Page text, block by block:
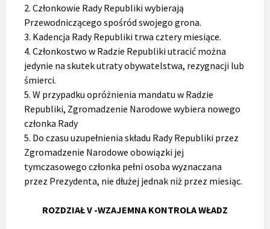
2. Członkowie Rady Republiki wybierają
Przewodniczącego spośród swojego grona.
3. Kadencja Rady Republiki trwa cztery miesiące.
4. Członkostwo w Radzie Republiki utracić można
jedynie na skutek utraty obywatelstwa, rezygnacji lub
śmierci.
5. W przypadku opróżnienia mandatu w Radzie
Republiki, Zgromadzenie Narodowe wybiera nowego
członka Rady
5. Do czasu uzupełnienia składu Rady Republiki przez
Zgromadzenie Narodowe obowiązki jej
tymczasowego członka pełni osoba wyznaczana
przez Prezydenta, nie dłużej jednak niż przez miesiąc.
ROZDZIAŁ V -WZAJEMNA KONTROLA WŁADZ